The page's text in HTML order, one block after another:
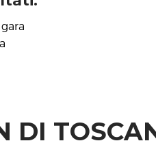
DI